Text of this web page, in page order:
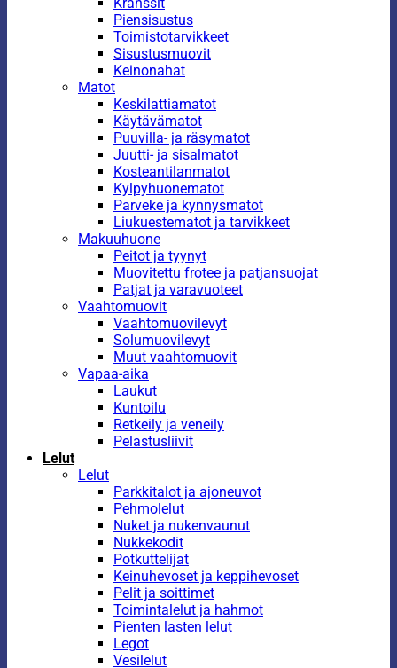
Piensisustus
Toimistotarvikkeet
Sisustusmuovit
Keinonahat
Matot
Keskilattiamatot
Käytävämatot
Puuvilla- ja räsymatot
Juutti- ja sisalmatot
Kosteantilanmatot
Kylpyhuonematot
Parveke ja kynnysmatot
Liukuestematot ja tarvikkeet
Makuuhuone
Peitot ja tyynyt
Muovitettu frotee ja patjansuojat
Patjat ja varavuoteet
Vaahtomuovit
Vaahtomuovilevyt
Solumuovilevyt
Muut vaahtomuovit
Vapaa-aika
Laukut
Kuntoilu
Retkeily ja veneily
Pelastusliivit
Lelut
Lelut
Parkkitalot ja ajoneuvot
Pehmolelut
Nuket ja nukenvaunut
Nukkekodit
Potkuttelijat
Keinuhevoset ja keppihevoset
Pelit ja soittimet
Toimintalelut ja hahmot
Pienten lasten lelut
Legot
Vesilelut